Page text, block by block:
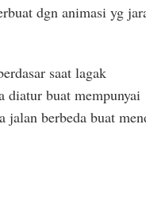
dgn animasi yg
saat lagak
diatur buat mempunyai
berbeda buat